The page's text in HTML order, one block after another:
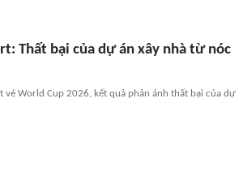
Thất bại của dự án xây nhà từ nóc
vé World Cup 2026, kết quả phản ánh thất bại của dự